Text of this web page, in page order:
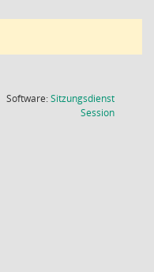
Software:Sitzungsdienst
Session(Wird in